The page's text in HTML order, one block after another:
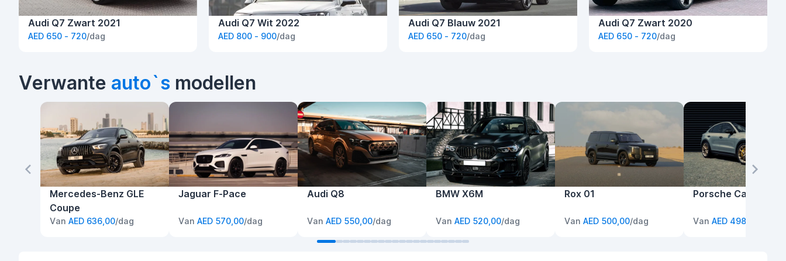
Audi Q7 Zwart 2021
AED 650 - 720/dag
Audi Q7 Wit 2022
AED 800 - 900/dag
Audi Q7 Blauw 2021
AED 650 - 720/dag
Audi Q7 Zwart 2020
AED 650 - 720/dag
Verwante auto`s modellen
Mercedes-Benz GLE
Coupe
Van AED 636,00/dag
Jaguar F-Pace
Van AED 570,00/dag
Audi Q8
Van AED 550,00/dag
BMW X6M
Van AED 520,00/dag
Rox 01
Van AED 500,00/dag
Porsche Cayenne
Van AED 498,00